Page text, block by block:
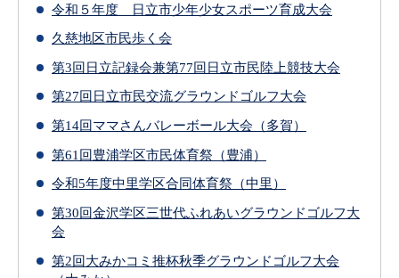
令和５年度 日立市少年少女スポーツ育成大会
久慈地区市民歩く会
第3回日立記録会兼第77回日立市民陸上競技大会
第27回日立市民交流グラウンドゴルフ大会
第14回ママさんバレーボール大会（多賀）
第61回豊浦学区市民体育祭（豊浦）
令和5年度中里学区合同体育祭（中里）
第30回金沢学区三世代ふれあいグラウンドゴルフ大
会
第2回大みかコミ推杯秋季グラウンドゴルフ大会